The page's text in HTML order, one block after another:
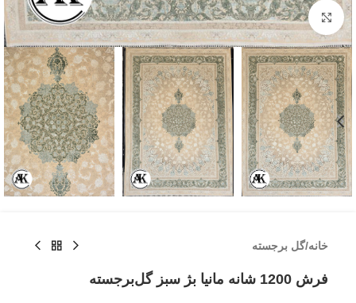
بزرگنمایی تصویر
خانه/گل برجسته
فرش 1200 شانه مانیا بژ سبز گل‌برجسته